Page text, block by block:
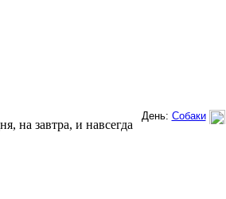
на завтра, и навсегда